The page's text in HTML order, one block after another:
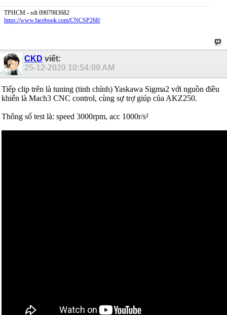
TPHCM - sdt 0907983682
https://www.facebook.com/CNCSP268/
CKD viết:
25-12-2020 10:54:09 AM
Tiếp clip trên là tuning (tinh chỉnh) Yaskawa Sigma2 với nguồn điều
khiển là Mach3 CNC control, cùng sự trợ giúp của AKZ250.
Thông số test là: speed 3000rpm, acc 1000r/s²